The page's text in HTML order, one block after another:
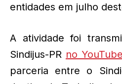
entidades em julho
A atividade foi
Sindijus-PR no
parceria entre o